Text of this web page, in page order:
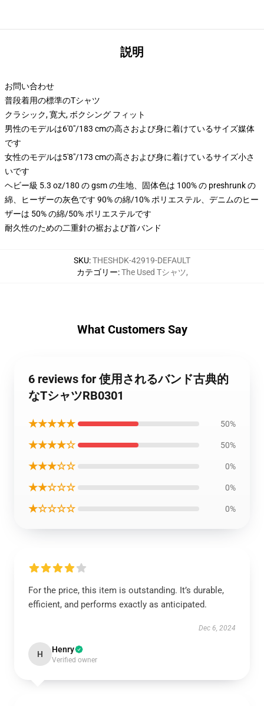
説明
お問い合わせ
普段着用の標準のTシャツ
クラシック, 寛大, ボクシング フィット
男性のモデルは6'0"/183 cmの高さおよび身に着けているサイズ媒体
です
女性のモデルは5'8"/173 cmの高さおよび身に着けているサイズ小さ
いです
ヘビー級 5.3 oz/180 の gsm の生地、固体色は 100% の preshrunk の
綿、ヒーザーの灰色です 90% の綿/10% ポリエステル、デニムのヒー
ザーは 50% の綿/50% ポリエステルです
耐久性のための二重針の裾および首バンド
SKU:THESHDK-42919-DEFAULT
カテゴリー:The Used Tシャツ,
What Customers Say
6 reviews for 使用されるバンド古典的
なTシャツRB0301
★★★★★ 50%
★★★★☆ 50%
★★★☆☆ 0%
★★☆☆☆ 0%
★☆☆☆☆ 0%
For the price, this item is outstanding. It’s durable,
efficient, and performs exactly as anticipated.
Dec 6, 2024
H Henry
Verified owner